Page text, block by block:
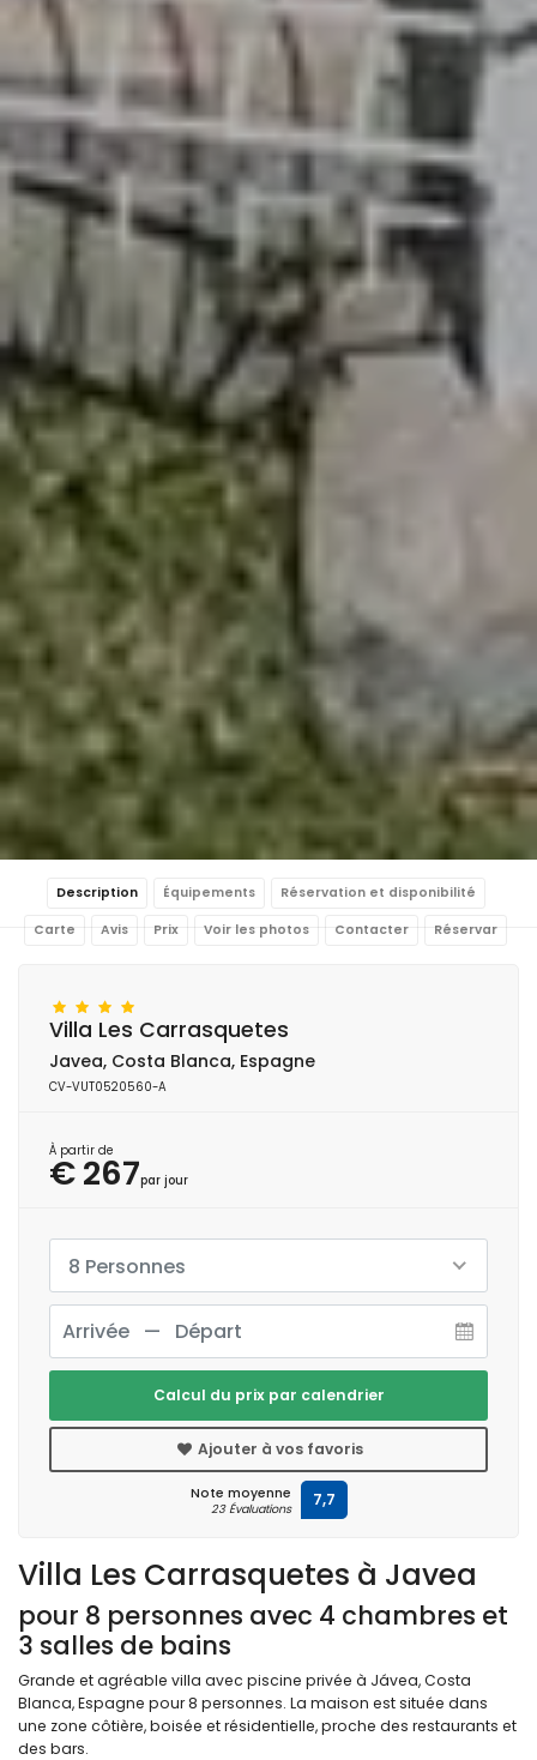
Description Équipements Réservation et disponibilité
Carte Avis Prix Voir les photos Contacter Réservar
Villa Les Carrasquetes à Javea
pour 8 personnes avec 4 chambres et
3 salles de bains
Grande et agréable villa avec piscine privée à Jávea, Costa
Blanca, Espagne pour 8 personnes. La maison est située dans
une zone côtière, boisée et résidentielle, proche des restaurants et
des bars.
Villa Les Carrasquetes
Javea, Costa Blanca, Espagne
CV-VUT0520560-A
À partir de
€ 267par jour
8 Personnes
Calcul du prix par calendrier
Ajouter à vos favoris
Note moyenne
23 Évaluations 7,7